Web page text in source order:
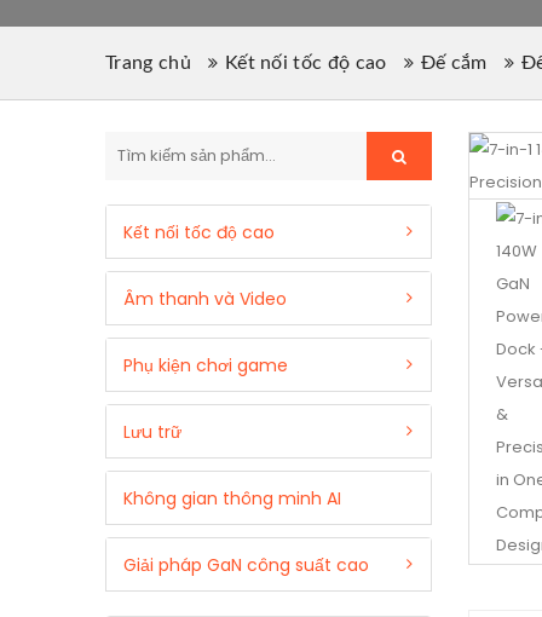
Trang chủ Kết nối tốc độ cao Đế cắm
Kết nối tốc độ cao
Âm thanh và Video
Phụ kiện chơi game
Lưu trữ
Không gian thông minh AI
Giải pháp GaN công suất cao